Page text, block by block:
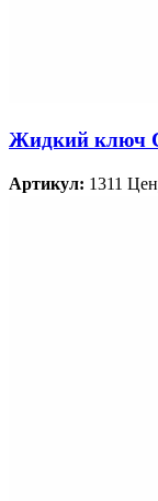
Жидкий ключ
Артикул: 1311